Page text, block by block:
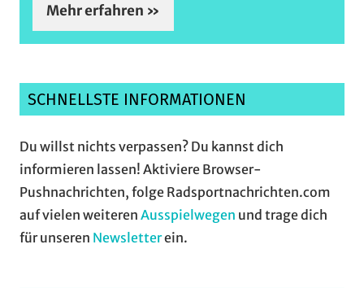
Mehr erfahren »
SCHNELLSTE INFORMATIONEN
Du willst nichts verpassen? Du kannst dich
informieren lassen! Aktiviere Browser-
Pushnachrichten, folge Radsportnachrichten.com
auf vielen weiteren Ausspielwegen und trage dich
für unseren Newsletterein.